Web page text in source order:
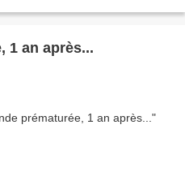
1 an après...